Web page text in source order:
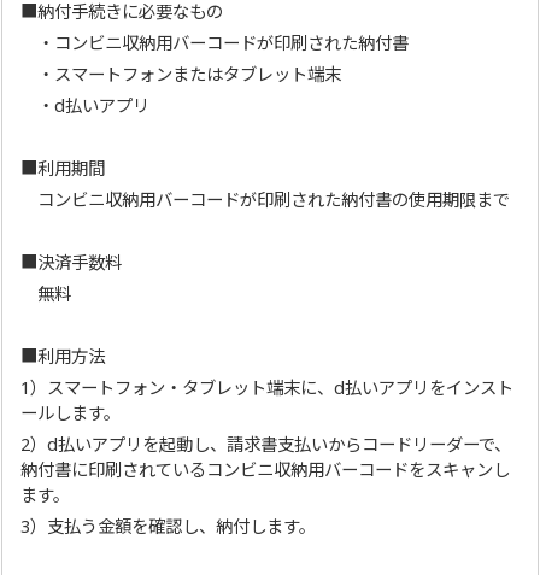
■納付手続きに必要なもの
・コンビニ収納用バーコードが印刷された納付書
・スマートフォンまたはタブレット端末
・d払いアプリ
■利用期間
コンビニ収納用バーコードが印刷された納付書の使用期限まで
■決済手数料
無料
■利用方法
1）スマートフォン・タブレット端末に、d払いアプリをインスト
ールします。
2）d払いアプリを起動し、請求書支払いからコードリーダーで、
納付書に印刷されているコンビニ収納用バーコードをスキャンし
ます。
3）支払う金額を確認し、納付します。